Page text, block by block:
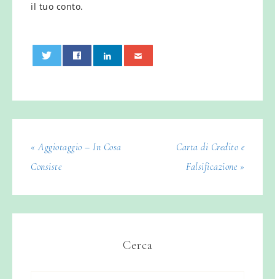
il tuo conto.
« Aggiotaggio – In Cosa
Consiste
Carta di Credito e
Falsificazione »
Cerca